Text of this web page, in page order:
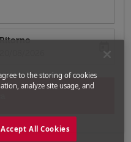
Ritorno
fc-booking-return-date-aria-label
to the storing of cookies
analyze site usage, and
Accept All Cookies